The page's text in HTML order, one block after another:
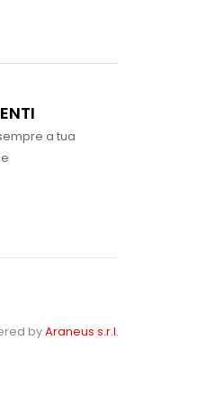
a tua
byAraneus s.r.l.